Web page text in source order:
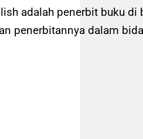
adalah penerbit buku di
penerbitannya dalam